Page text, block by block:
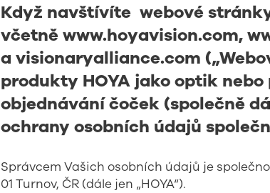
Když navštívíte webové
včetněwww.hoyavision.com,
a visionaryalliance.com
produkty HOYA jako optik
objednávání čoček (společně
ochrany osobních údajů
Správcem Vašich osobních údajů je
01 Turnov, ČR (dále jen „HOYA“).